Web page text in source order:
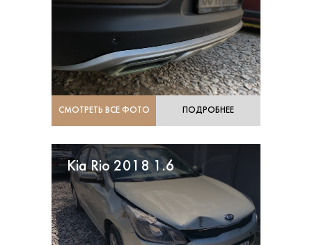
СМОТРЕТЬ ВСЕ ФОТО ПОДРОБНЕЕ
Kia Rio 2018 1.6